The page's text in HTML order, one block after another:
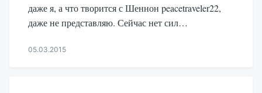
даже я, а что творится с Шеннон peacetraveler22,
даже не представляю. Сейчас нет сил…
05.03.2015